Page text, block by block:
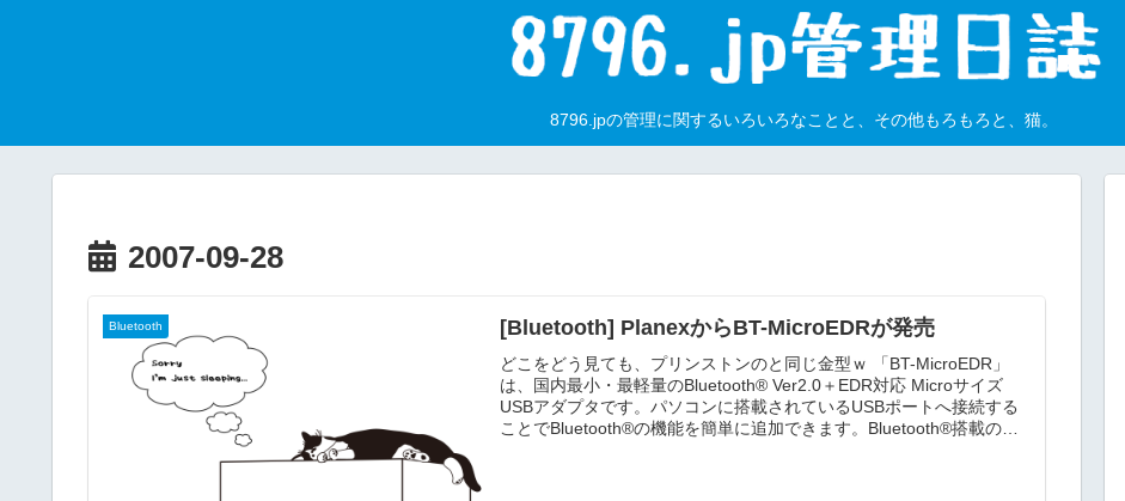
8796.jpの管理に関するいろいろなことと、その他もろもろと、猫。
2007-09-28
Bluetooth [Bluetooth] PlanexからBT-MicroEDRが発売
どこをどう見ても、プリンストンのと同じ金型ｗ 「BT-MicroEDR」
は、国内最小・最軽量のBluetooth® Ver2.0＋EDR対応 Microサイズ
USBアダプタです。パソコンに搭載されているUSBポートへ接続する
ことでBluetooth®の機能を簡単に追加できます。Bluetooth®搭載の携